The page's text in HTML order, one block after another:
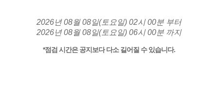
2026년 08월 08일(토요일) 02시 00분 부터
2026년 08월 08일(토요일) 06시 00분 까지
*점검 시간은 공지보다 다소 길어질 수 있습니다.